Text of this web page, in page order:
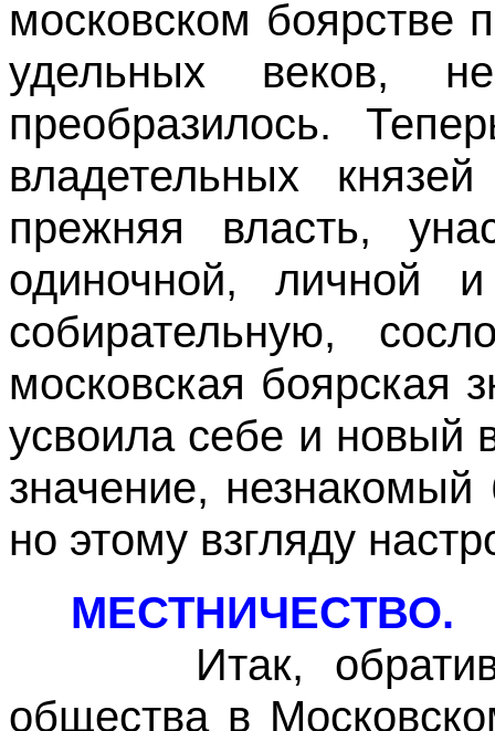
московском боярстве
удельных веков,
преобразилось.
владетельных
прежняя власть,
одиночной, личной
собирательную,
московская боярская
усвоила себе и новый
значение,
но этому взгляду
МЕСТНИЧЕСТВО.
Итак,
общества в